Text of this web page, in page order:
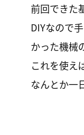
前回できた
DIYなので
かった機械
これを使え
なんとか一